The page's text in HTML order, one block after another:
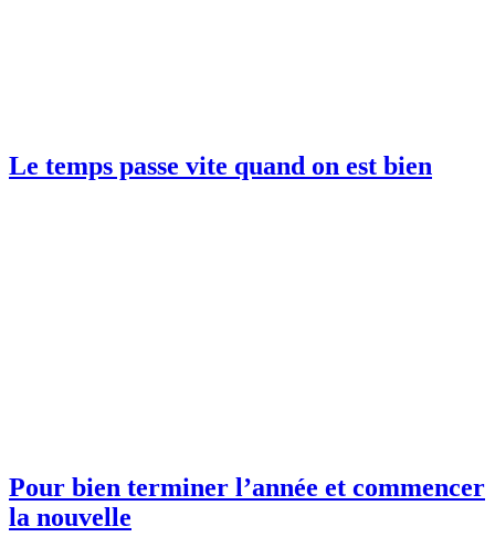
Le temps passe vite quand on est bien
Pour bien terminer l’année et commencer
la nouvelle